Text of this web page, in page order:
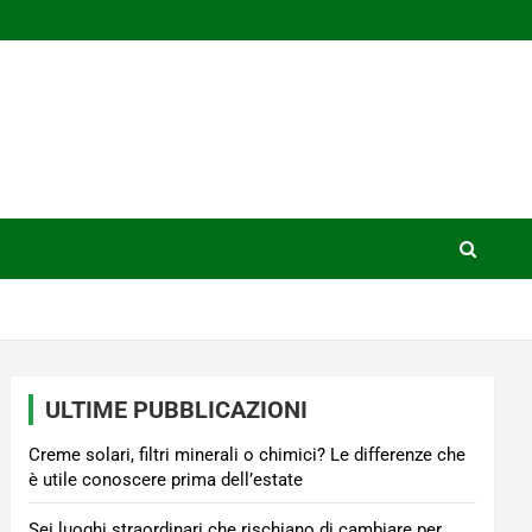
ULTIME PUBBLICAZIONI
Creme solari, filtri minerali o chimici? Le differenze che
è utile conoscere prima dell’estate